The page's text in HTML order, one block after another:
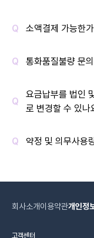
소액결제 가능한
통화품질불량 문의
요금납부를 법인
로 변경할 수 있나
약정 및 의무사용
회사소개이용약관개인정
고객센터